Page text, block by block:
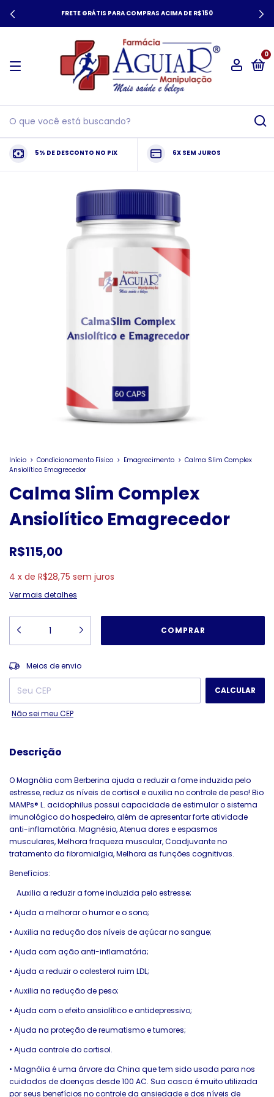
FRETE GRÁTIS PARA COMPRAS ACIMA DE R$150
0
5% DE DESCONTO NO PIX 6X SEM JUROS
Início > Condicionamento Físico > Emagrecimento > Calma Slim Complex
Ansiolítico Emagrecedor
Calma Slim Complex
Ansiolítico Emagrecedor
R$115,00
4 x de R$28,75 sem juros
Ver mais detalhes
Entregas para o CEP:
Meios de envio
CALCULAR
Não sei meu CEP
Descrição
O Magnólia com Berberina ajuda a reduzir a fome induzida pelo
estresse, reduz os níveis de cortisol e auxilia no controle de peso! Bio
MAMPs®️ L. acidophilus possui capacidade de estimular o sistema
imunológico do hospedeiro, além de apresentar forte atividade
anti-inflamatória. Magnésio, Atenua dores e espasmos
musculares, Melhora fraqueza muscular, Coadjuvante no
tratamento da fibromialgia, Melhora as funções cognitivas.
Benefícios:
Auxilia a reduzir a fome induzida pelo estresse;
• Ajuda a melhorar o humor e o sono;
• Auxilia na redução dos níveis de açúcar no sangue;
• Ajuda com ação anti-inflamatória;
• Ajuda a reduzir o colesterol ruim LDL;
• Auxilia na redução de peso;
• Ajuda com o efeito ansiolítico e antidepressivo;
• Ajuda na proteção de reumatismo e tumores;
• Ajuda controle do cortisol.
• Magnólia é uma árvore da China que tem sido usada para nos
cuidados de doenças desde 100 AC. Sua casca é muito utilizada
por seus benefícios no controle da ansiedade e dos níveis de